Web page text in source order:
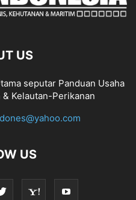
US
seputar Panduan Usaha
Kelautan-Perikanan
US